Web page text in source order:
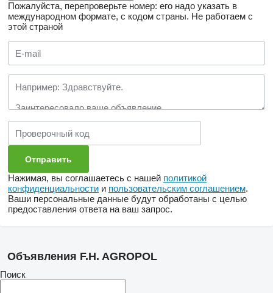
Пожалуйста, перепроверьте номер: его надо указать в
международном формате, с кодом страны. Не работаем с
этой страной
Нажимая, вы соглашаетесь с нашей политикой
конфиденциальности и пользовательским соглашением.
Ваши персональные данные будут обработаны с целью
предоставления ответа на ваш запрос.
Объявления F.H. AGROPOL
Поиск